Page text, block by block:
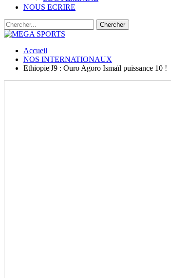
NOUS ECRIRE
Accueil
NOS INTERNATIONAUX
Ethiopie|J9 : Ouro Agoro Ismaïl puissance 10 !